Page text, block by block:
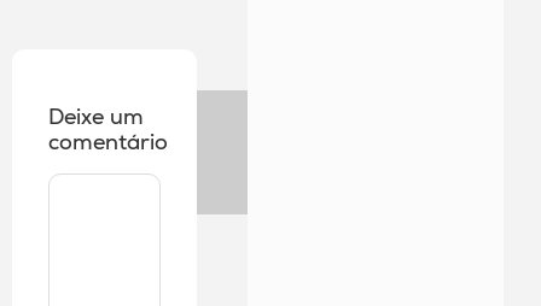
Deixe um
comentário